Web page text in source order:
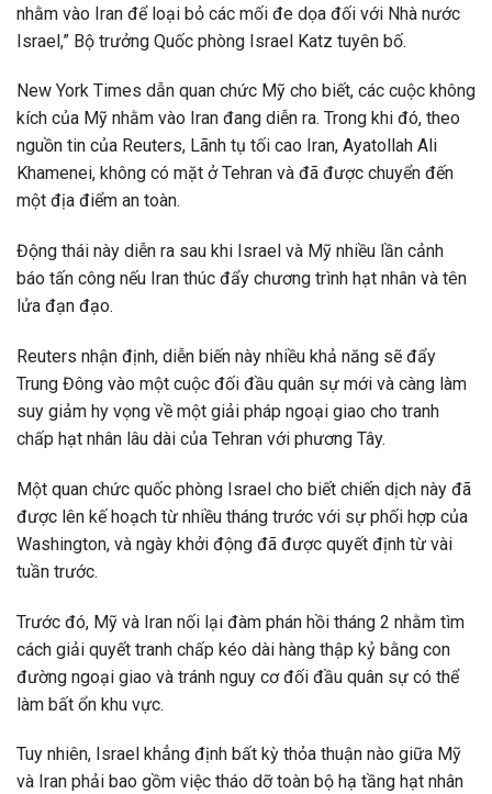
nhằm vào Iran để loại bỏ các mối đe dọa đối với Nhà nước
Israel,” Bộ trưởng Quốc phòng Israel Katz tuyên bố.
New York Times dẫn quan chức Mỹ cho biết, các cuộc không
kích của Mỹ nhằm vào Iran đang diễn ra. Trong khi đó, theo
nguồn tin của Reuters, Lãnh tụ tối cao Iran, Ayatollah Ali
Khamenei, không có mặt ở Tehran và đã được chuyển đến
một địa điểm an toàn.
Động thái này diễn ra sau khi Israel và Mỹ nhiều lần cảnh
báo tấn công nếu Iran thúc đẩy chương trình hạt nhân và tên
lửa đạn đạo.
Reuters nhận định, diễn biến này nhiều khả năng sẽ đẩy
Trung Đông vào một cuộc đối đầu quân sự mới và càng làm
suy giảm hy vọng về một giải pháp ngoại giao cho tranh
chấp hạt nhân lâu dài của Tehran với phương Tây.
Một quan chức quốc phòng Israel cho biết chiến dịch này đã
được lên kế hoạch từ nhiều tháng trước với sự phối hợp của
Washington, và ngày khởi động đã được quyết định từ vài
tuần trước.
Trước đó, Mỹ và Iran nối lại đàm phán hồi tháng 2 nhằm tìm
cách giải quyết tranh chấp kéo dài hàng thập kỷ bằng con
đường ngoại giao và tránh nguy cơ đối đầu quân sự có thể
làm bất ổn khu vực.
Tuy nhiên, Israel khẳng định bất kỳ thỏa thuận nào giữa Mỹ
và Iran phải bao gồm việc tháo dỡ toàn bộ hạ tầng hạt nhân